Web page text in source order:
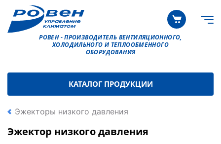
РОВЕН - ПРОИЗВОДИТЕЛЬ ВЕНТИЛЯЦИОННОГО,
ХОЛОДИЛЬНОГО И ТЕПЛООБМЕННОГО
ОБОРУДОВАНИЯ
КАТАЛОГ ПРОДУКЦИИ
Эжекторы низкого давления
Эжектор низкого давления